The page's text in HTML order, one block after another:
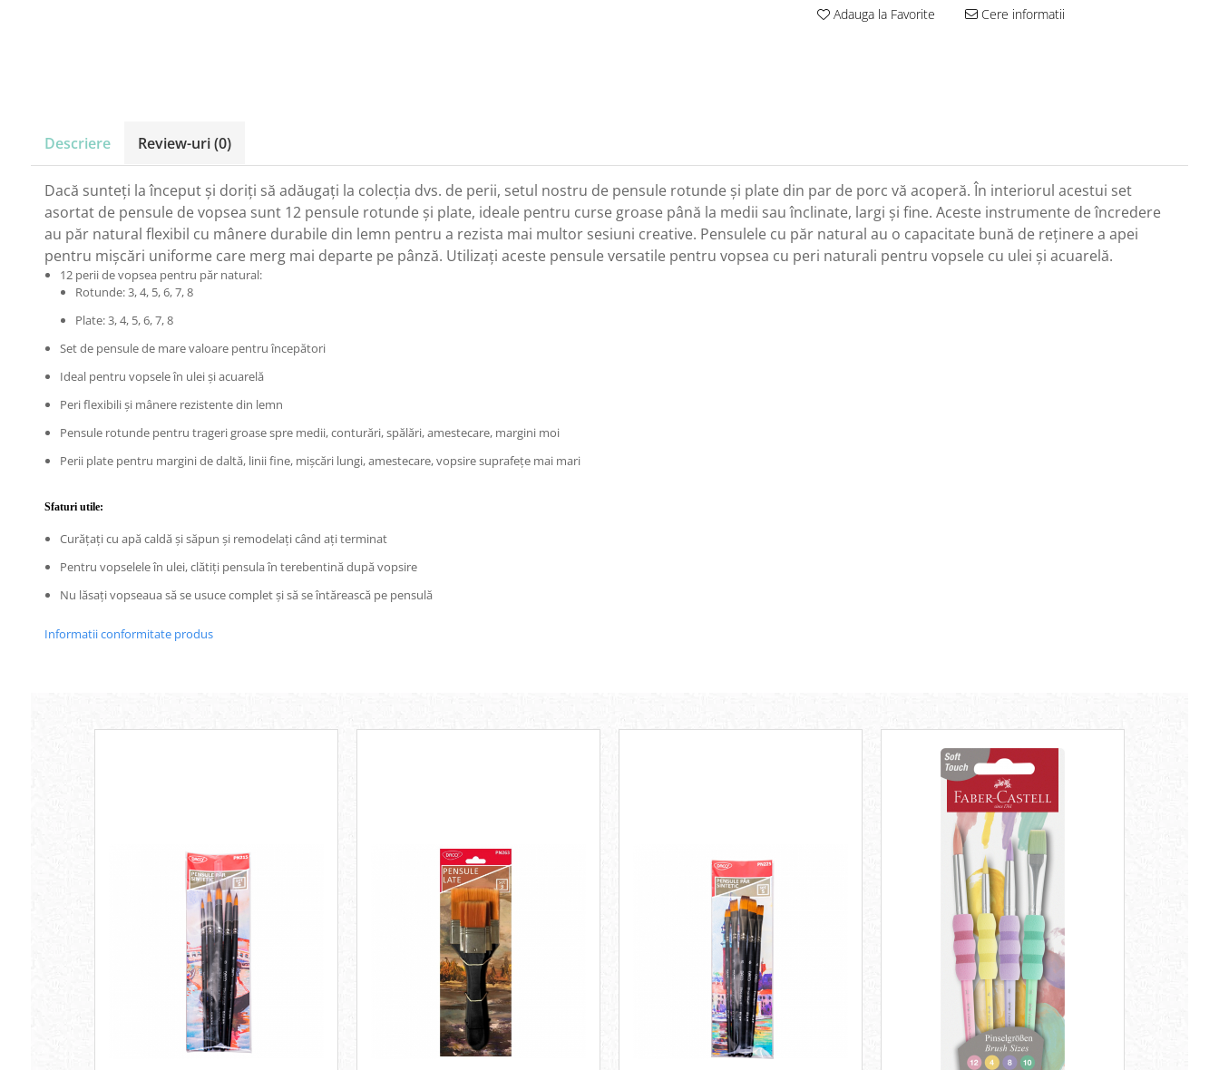
Instrumente de scris
Accesorii scriere
Creioane automate , mine
Creioane grafice
Cu stergere
Linere
Laminatoare si accesorii
Liniare , truse geometrie
Lipici
Lipici Solid
Markere si Carioci
Carioci
Markere Acrilice
Markere creta lichida
Markere Permanente
Markere Whiteboard
Adauga la Favorite Cere informatii
Descriere Review-uri(0)
Dacă sunteți la început și doriți să adăugați la colecția dvs. de perii, setul nostru de pensule rotunde și plate din par de porc vă acoperă. În interiorul acestui set
asortat de pensule de vopsea sunt 12 pensule rotunde și plate, ideale pentru curse groase până la medii sau înclinate, largi și fine. Aceste instrumente de încredere
au păr natural flexibil cu mânere durabile din lemn pentru a rezista mai multor sesiuni creative. Pensulele cu păr natural au o capacitate bună de reținere a apei
pentru mișcări uniforme care merg mai departe pe pânză. Utilizați aceste pensule versatile pentru vopsea cu peri naturali pentru vopsele cu ulei și acuarelă.
12 perii de vopsea pentru păr natural:
Rotunde: 3, 4, 5, 6, 7, 8
Plate: 3, 4, 5, 6, 7, 8
Set de pensule de mare valoare pentru începători
Ideal pentru vopsele în ulei și acuarelă
Peri flexibili și mânere rezistente din lemn
Pensule rotunde pentru trageri groase spre medii, conturări, spălări, amestecare, margini moi
Perii plate pentru margini de daltă, linii fine, mișcări lungi, amestecare, vopsire suprafețe mai mari
Sfaturi utile:
Curățați cu apă caldă și săpun și remodelați când ați terminat
Pentru vopselele în ulei, clătiți pensula în terebentină după vopsire
Nu lăsați vopseaua să se usuce complet și să se întărească pe pensulă
Informatii conformitate produs